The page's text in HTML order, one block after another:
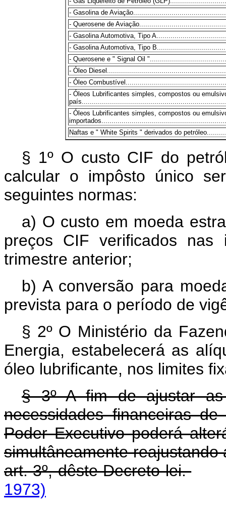
- Gasolina de
- Querosene de
- Gasolina Automotiva, Tipo
- Gasolina Automotiva, Tipo
- Querosene e " Signal Oil
- Óleo
- Óleo
- Óleos Lubrificantes simples, compostos ou
- Óleos Lubrificantes simples, compostos ou
Naftas e " White Spirits " derivados do
§ 1º O custo CIF do
calcular o impôsto único
seguintes normas:
a) O custo em moeda
preços CIF verificados nas
trimestre anterior;
b) A conversão para
prevista para o período de
§ 2º O Ministério da
Energia, estabelecerá as
óleo lubrificante, nos limites
§ 3º A fim de ajustar
necessidades financeiras
Poder Executivo poderá
simultâneamente
art. 3º, dêste Decreto-lei.
1973)